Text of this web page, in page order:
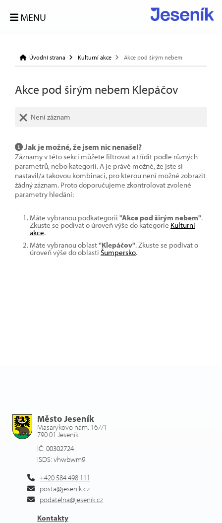
MENU
Úvodní strana Kulturní akce Akce pod širým nebem
Akce pod širým nebem Klepáčov
Není záznam
Jak je možné, že jsem nic nenašel?
Záznamy v této sekci můžete filtrovat a třídit podle různých
parametrů, nebo kategorií. A je právě možné, že jste si
nastavil/a takovou kombinaci, pro kterou není možné zobrazit
žádný záznam. Proto doporučujeme zkontrolovat zvolené
parametry hledání:
Máte vybranou podkategorii "Akce pod širým nebem".
Zkuste se podívat o úroveň výše do kategorie Kulturní
akce.
Máte vybranou oblast"Klepáčov". Zkuste se podívat o
úroveň výše do oblasti Šumpersko.
Město Jeseník
Masarykovo nám. 167/1
790 01 Jeseník
IČ: 00302724
ISDS: vhwbwm9
+420 584 498 111
posta@jesenik.cz
podatelna@jesenik.cz
Kontakty